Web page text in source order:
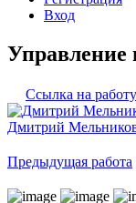
Вход
Ссылка на работу
Дмитрий
Предыдущая работа